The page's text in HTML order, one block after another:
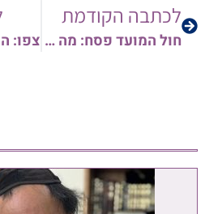
לכתבה הקודמת
חול המועד פסח: מה התכלית של התוכנית? חושך או בהירות? | עם הרב שי עטרי | צפו